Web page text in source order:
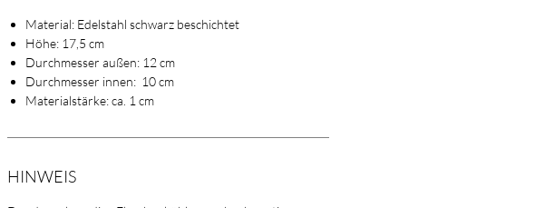
Material: Edelstahl schwarz beschichtet
Höhe: 17,5 cm
Durchmesser außen: 12 cm
Durchmesser innen: 10 cm
Materialstärke: ca. 1 cm
HINWEIS